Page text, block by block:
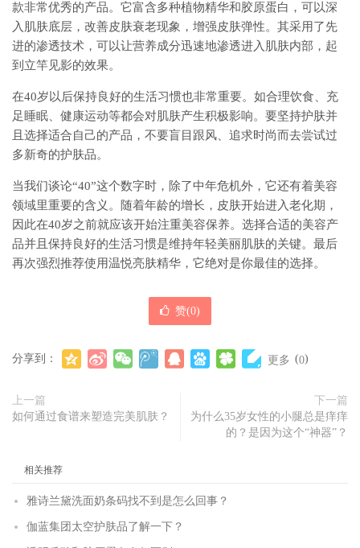
款非常优秀的产品。它富含多种植物精华和胶原蛋白，可以深
入肌肤底层，改善皮肤衰老现象，增强皮肤弹性。其采用了先
进的渗透技术，可以让营养成分迅速地渗透进入肌肤内部，起
到立竿见影的效果。
在40岁以后保持良好的生活习惯也非常重要。如合理饮食、充
足睡眠、健康运动等都会对肌肤产生积极影响。要坚持护肤并
且选择适合自己的产品，不要盲目跟风、追求时尚而去尝试过
多新奇的护肤品。
当我们谈论“40”这个数字时，除了中年危机外，它还有着美容
领域里重要的含义。随着年龄的增长，皮肤开始进入老化期，
因此在40岁之前就应该开始注重美容保养。选择合适的美容产
品并且保持良好的生活习惯是维持年轻美丽肌肤的关键。最后
再次强烈推荐使用温悦亮肤精华，它绝对是你最佳的选择。
赞(0)
分享到： 更多 (0)
上一篇
如何通过食谱来塑造完美肌肤？
下一篇
为什么35岁女性的小腿总是痒痒
的？是因为这个“神器”？
相关推荐
雅诗兰黛洗面奶条码找不到是怎么回事？
伽蓝集团太空护肤品了解一下？